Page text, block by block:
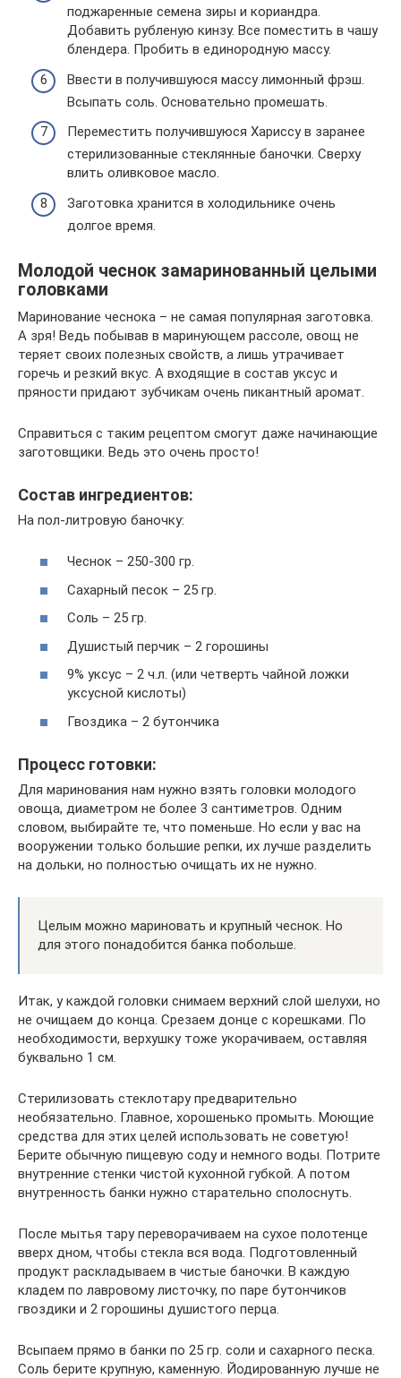
поджаренные семена зиры и кориандра.
Добавить рубленую кинзу. Все поместить в чашу
блендера. Пробить в единородную массу.
Ввести в получившуюся массу лимонный фрэш.
Всыпать соль. Основательно промешать.
Переместить получившуюся Хариссу в заранее
стерилизованные стеклянные баночки. Сверху
влить оливковое масло.
Заготовка хранится в холодильнике очень
долгое время.
Молодой чеснок замаринованный целыми
головками
Маринование чеснока – не самая популярная заготовка.
А зря! Ведь побывав в маринующем рассоле, овощ не
теряет своих полезных свойств, а лишь утрачивает
горечь и резкий вкус. А входящие в состав уксус и
пряности придают зубчикам очень пикантный аромат.
Справиться с таким рецептом смогут даже начинающие
заготовщики. Ведь это очень просто!
Состав ингредиентов:
На пол-литровую баночку:
Чеснок – 250-300 гр.
Сахарный песок – 25 гр.
Соль – 25 гр.
Душистый перчик – 2 горошины
9% уксус – 2 ч.л. (или четверть чайной ложки
уксусной кислоты)
Гвоздика – 2 бутончика
Процесс готовки:
Для маринования нам нужно взять головки молодого
овоща, диаметром не более 3 сантиметров. Одним
словом, выбирайте те, что поменьше. Но если у вас на
вооружении только большие репки, их лучше разделить
на дольки, но полностью очищать их не нужно.
Целым можно мариновать и крупный чеснок. Но
для этого понадобится банка побольше.
Итак, у каждой головки снимаем верхний слой шелухи, но
не очищаем до конца. Срезаем донце с корешками. По
необходимости, верхушку тоже укорачиваем, оставляя
буквально 1 см.
Стерилизовать стеклотару предварительно
необязательно. Главное, хорошенько промыть. Моющие
средства для этих целей использовать не советую!
Берите обычную пищевую соду и немного воды. Потрите
внутренние стенки чистой кухонной губкой. А потом
внутренность банки нужно старательно сполоснуть.
После мытья тару переворачиваем на сухое полотенце
вверх дном, чтобы стекла вся вода. Подготовленный
продукт раскладываем в чистые баночки. В каждую
кладем по лавровому листочку, по паре бутончиков
гвоздики и 2 горошины душистого перца.
Всыпаем прямо в банки по 25 гр. соли и сахарного песка.
Соль берите крупную, каменную. Йодированную лучше не